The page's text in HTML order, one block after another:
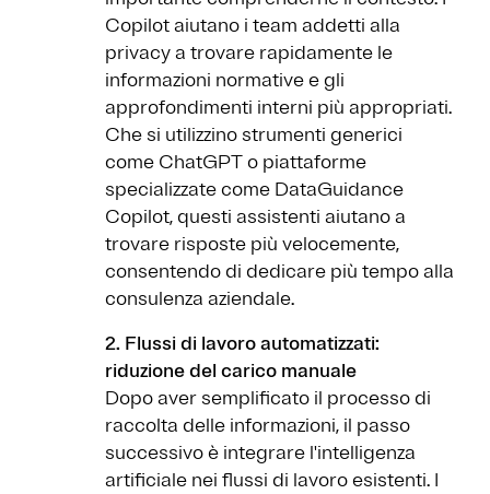
Copilot aiutano i team addetti alla
privacy a trovare rapidamente le
informazioni normative e gli
approfondimenti interni più appropriati.
Che si utilizzino strumenti generici
come ChatGPT o piattaforme
specializzate come DataGuidance
Copilot, questi assistenti aiutano a
trovare risposte più velocemente,
consentendo di dedicare più tempo alla
consulenza aziendale.
2. Flussi di lavoro automatizzati:
riduzione del carico manuale
Dopo aver semplificato il processo di
raccolta delle informazioni, il passo
successivo è integrare l'intelligenza
artificiale nei flussi di lavoro esistenti. I